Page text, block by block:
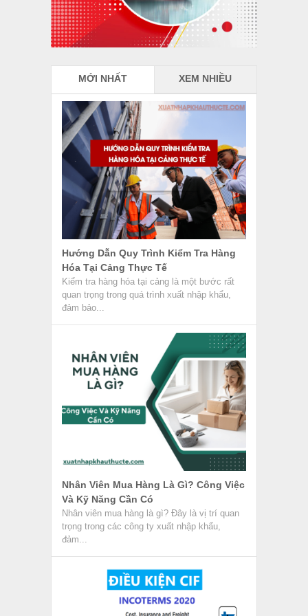
MỚI NHẤT XEM NHIỀU
Hướng Dẫn Quy Trình Kiểm Tra Hàng
Hóa Tại Cảng Thực Tế
Kiểm tra hàng hóa tại cảng là một bước rất
quan trọng trong quá trình xuất nhập khẩu,
đảm bảo...
Nhân Viên Mua Hàng Là Gì? Công Việc
Và Kỹ Năng Cần Có
Nhân viên mua hàng là gì? Đây là vị trí quan
trọng trong các công ty xuất nhập khẩu,
đảm...